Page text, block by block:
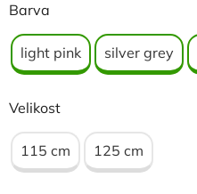
Barva
light pink silver grey
Velikost
115 cm 125 cm